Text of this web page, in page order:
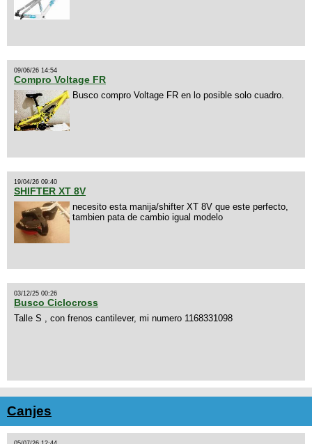
09/06/26 14:54
Compro Voltage FR
Busco compro Voltage FR en lo posible solo cuadro.
19/04/26 09:40
SHIFTER XT 8V
necesito esta manija/shifter XT 8V que este perfecto,
tambien pata de cambio igual modelo
03/12/25 00:26
Busco Ciclocross
Talle S , con frenos cantilever, mi numero 1168331098
Canjes